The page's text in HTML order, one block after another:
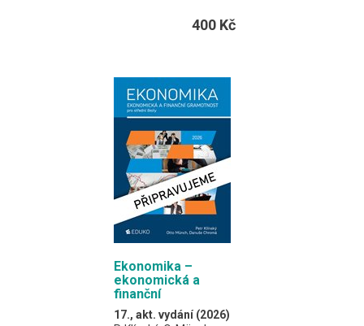
Pro ty z vás, kteří
A4 / 216 stran
400 Kč
Ekonomika –
ekonomická a
finanční
gramotnost
17., akt. vydání (2026)